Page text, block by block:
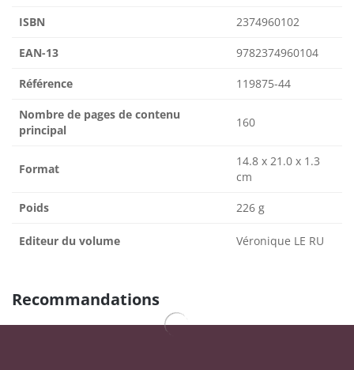
ISBN 2374960102
EAN-13 9782374960104
Référence 119875-44
Nombre de pages de contenu
principal
160
Format
14.8 x 21.0 x 1.3
cm
Poids 226 g
Editeur du volume Véronique LE RU
Recommandations